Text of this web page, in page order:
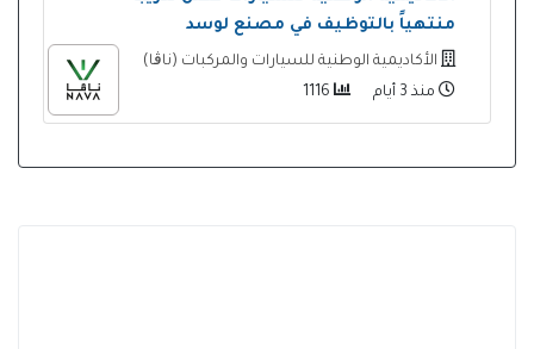
منتهياً بالتوظيف في مصنع لوسد
الأكاديمية الوطنية للسيارات والمركبات (ناڨا)
منذ 3 أيام